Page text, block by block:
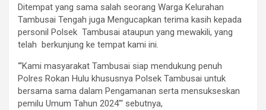
Ditempat yang sama salah seorang Warga Kelurahan
Tambusai Tengah juga Mengucapkan terima kasih kepada
personil Polsek Tambusai ataupun yang mewakili, yang
telah berkunjung ke tempat kami ini.
“‘Kami masyarakat Tambusai siap mendukung penuh
Polres Rokan Hulu khususnya Polsek Tambusai untuk
bersama sama dalam Pengamanan serta mensukseskan
pemilu Umum Tahun 2024″‘ sebutnya,